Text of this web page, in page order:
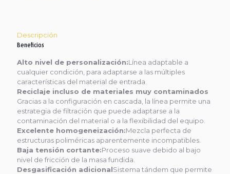
Descripción
Beneficios
Alto nivel de personalización:Línea adaptable a
cualquier condición, para adaptarse a las múltiples
características del material de entrada.
Reciclaje incluso de materiales muy contaminados
Gracias a la configuración en cascada, la línea permite una
estrategia de filtración que puede adaptarse a la
contaminación del material o a la flexibilidad del equipo.
Excelente homogeneización:Mezcla perfecta de
estructuras poliméricas aparentemente incompatibles.
Baja tensión cortante:Proceso suave debido al bajo
nivel de fricción de la masa fundida.
Desgasificación adicionalSistema tándem que permite